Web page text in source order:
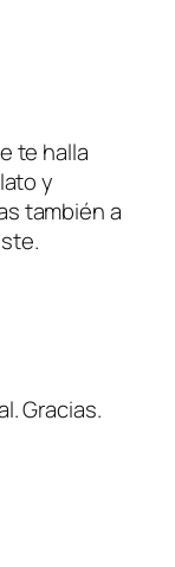
te halla
y
también a
Gracias.